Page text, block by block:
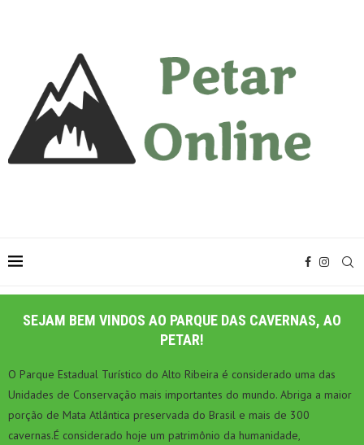
SEJAM BEM VINDOS AO PARQUE DAS CAVERNAS, AO
PETAR!
O Parque Estadual Turístico do Alto Ribeira é considerado uma das
Unidades de Conservação mais importantes do mundo. Abriga a maior
porção de Mata Atlântica preservada do Brasil e mais de 300
cavernas.É considerado hoje um patrimônio da humanidade,